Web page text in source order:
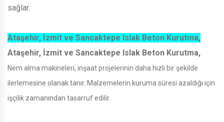
sağlar.
Ataşehir, İzmit ve Sancaktepe Islak Beton Kurutma,
Ataşehir, İzmit ve Sancaktepe Islak Beton Kurutma,
Nem alma makineleri, inşaat projelerinin daha hızlı bir şekilde
ilerlemesine olanak tanır. Malzemelerin kuruma süresi azaldığı için
işçilik zamanından tasarruf edilir.